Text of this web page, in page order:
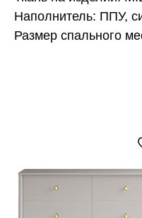
Наполнитель: ППУ,
Размер спального